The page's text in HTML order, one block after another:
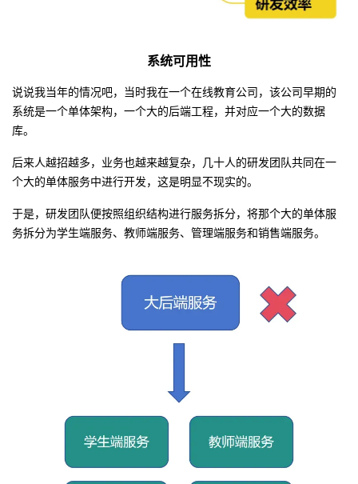
的
程
我
认
的
我
技
支
的
声
议
系统可用性
说说我当年的情况吧，当时我在一个在线教育公司，该公司早期的
系统是一个单体架构，一个大的后端工程，并对应一个大的数据
库。
后来人越招越多，业务也越来越复杂，几十人的研发团队共同在一
个大的单体服务中进行开发，这是明显不现实的。
于是，研发团队便按照组织结构进行服务拆分，将那个大的单体服
务拆分为学生端服务、教师端服务、管理端服务和销售端服务。